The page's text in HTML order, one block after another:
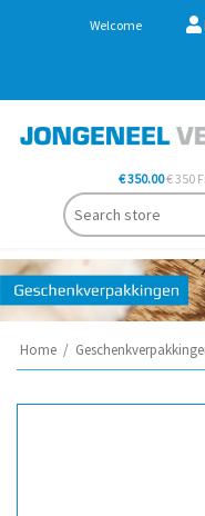
Welcome
€ 350.00€ 350
Home /